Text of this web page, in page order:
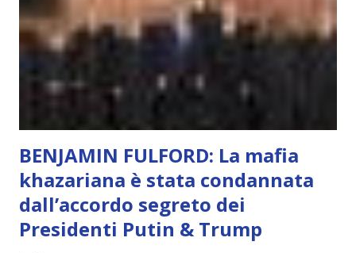
l’esperienza. Come diventerà ovvio Man mano che l’IA
diventerà sempre più avanzata (soprattutto tra il 2027 e il
lampante: L’IA sarà in gr...
BENJAMIN FULFORD: La mafia
khazariana è stata condannata
dall’accordo segreto dei
Presidenti Putin & Trump